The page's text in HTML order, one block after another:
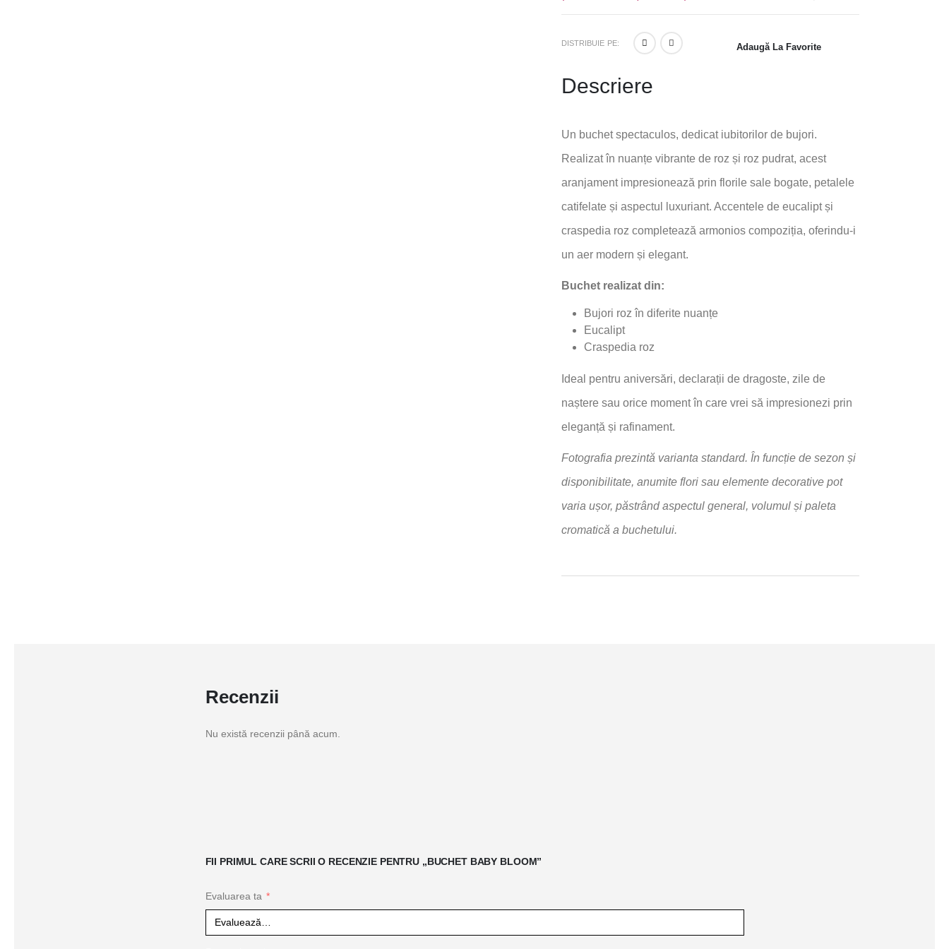
DISTRIBUIE PE: Adaugă La Favorite
Descriere
Un buchet spectaculos, dedicat iubitorilor de bujori.
Realizat în nuanțe vibrante de roz și roz pudrat, acest
aranjament impresionează prin florile sale bogate, petalele
catifelate și aspectul luxuriant. Accentele de eucalipt și
craspedia roz completează armonios compoziția, oferindu-i
un aer modern și elegant.
Buchet realizat din:
Bujori roz în diferite nuanțe
Eucalipt
Craspedia roz
Ideal pentru aniversări, declarații de dragoste, zile de
naștere sau orice moment în care vrei să impresionezi prin
eleganță și rafinament.
Fotografia prezintă varianta standard. În funcție de sezon și
disponibilitate, anumite flori sau elemente decorative pot
varia ușor, păstrând aspectul general, volumul și paleta
cromatică a buchetului.
Recenzii
Nu există recenzii până acum.
FII PRIMUL CARE SCRII O RECENZIE PENTRU „BUCHET BABY BLOOM”
Evaluarea ta *